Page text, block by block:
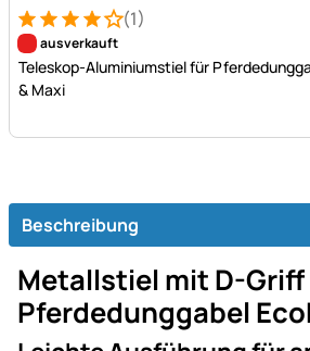
Bewertung: 4 von 5 (1 Bewertungen)
1 Bewertung(1)
ausverkauft
Teleskop-Aluminiumstiel für
& Maxi
Beschreibung
Metallstiel mit D-
Pferdedunggabel